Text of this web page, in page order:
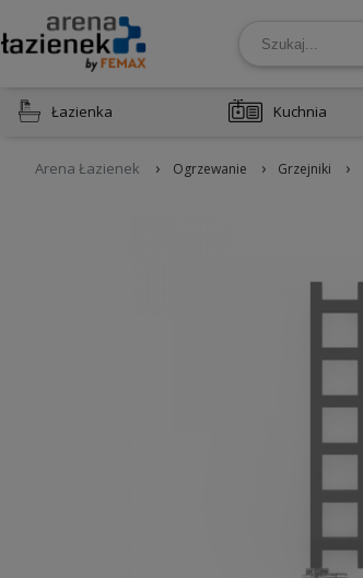
Łazienka Kuchnia
Arena Łazienek › Ogrzewanie › Grzejniki ›